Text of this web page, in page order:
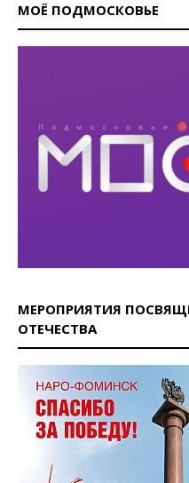
МОЁ ПОДМОСКОВЬЕ
МЕРОПРИЯТИЯ
ОТЕЧЕСТВА